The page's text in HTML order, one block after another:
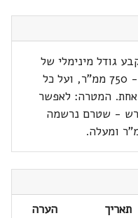
מתאר כרכור (ש/17) נקבע גודל מינימלי של
יחידת מגרש, באזור מגורים א', ל- 750 ממ"ר, ועל כל
אחת. המטרה: לאפשר
על מגרש - שטרם נרשמה
תאריך
הערה